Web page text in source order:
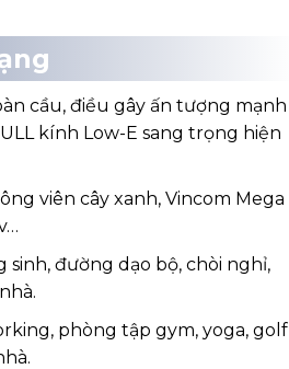
cầu, điều gây ấn tượng mạnh
kính Low-E sang trọng hiện
viên cây xanh, Vincom Mega
sinh, đường dạo bộ, chòi nghỉ,
phòng tập gym, yoga, golf